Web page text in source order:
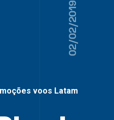
02/02/2019
voos Latam